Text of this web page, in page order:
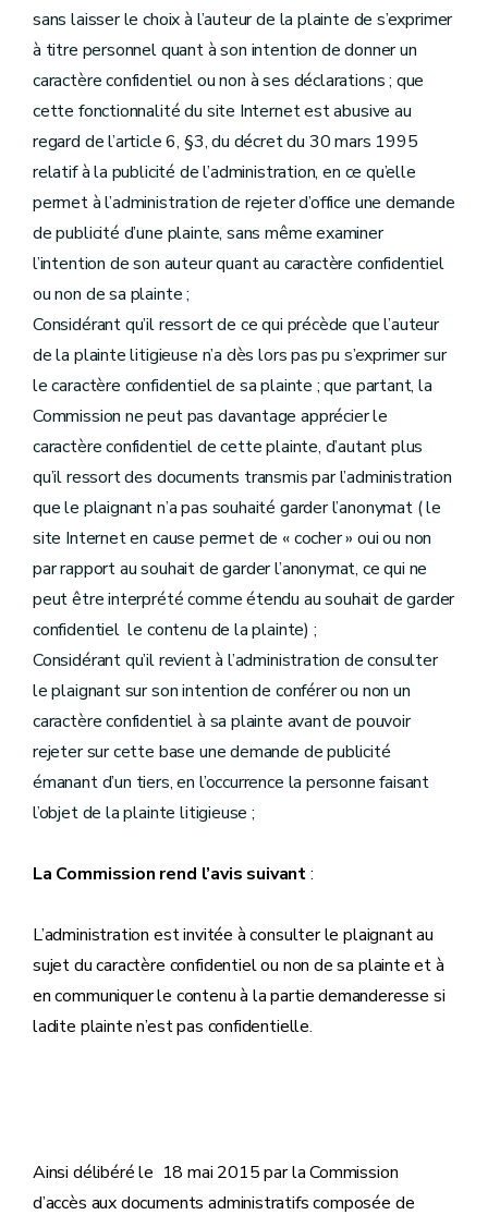
sans laisser le choix à l’auteur de la plainte de s’exprimer
à titre personnel quant à son intention de donner un
caractère confidentiel ou non à ses déclarations ; que
cette fonctionnalité du site Internet est abusive au
regard de l’article 6, §3, du décret du 30 mars 1995
relatif à la publicité de l’administration, en ce qu’elle
permet à l’administration de rejeter d’office une demande
de publicité d’une plainte, sans même examiner
l’intention de son auteur quant au caractère confidentiel
ou non de sa plainte ;
Considérant qu’il ressort de ce qui précède que l’auteur
de la plainte litigieuse n’a dès lors pas pu s’exprimer sur
le caractère confidentiel de sa plainte ; que partant, la
Commission ne peut pas davantage apprécier le
caractère confidentiel de cette plainte, d’autant plus
qu’il ressort des documents transmis par l’administration
que le plaignant n’a pas souhaité garder l’anonymat ( le
site Internet en cause permet de « cocher » oui ou non
par rapport au souhait de garder l’anonymat, ce qui ne
peut être interprété comme étendu au souhait de garder
confidentiel le contenu de la plainte) ;
Considérant qu’il revient à l’administration de consulter
le plaignant sur son intention de conférer ou non un
caractère confidentiel à sa plainte avant de pouvoir
rejeter sur cette base une demande de publicité
émanant d’un tiers, en l’occurrence la personne faisant
l’objet de la plainte litigieuse ;
La Commission rend l’avis suivant:
L’administration est invitée à consulter le plaignant au
sujet du caractère confidentiel ou non de sa plainte et à
en communiquer le contenu à la partie demanderesse si
ladite plainte n’est pas confidentielle.
Ainsi délibéré le 18 mai 2015 par la Commission
d’accès aux documents administratifs composée de